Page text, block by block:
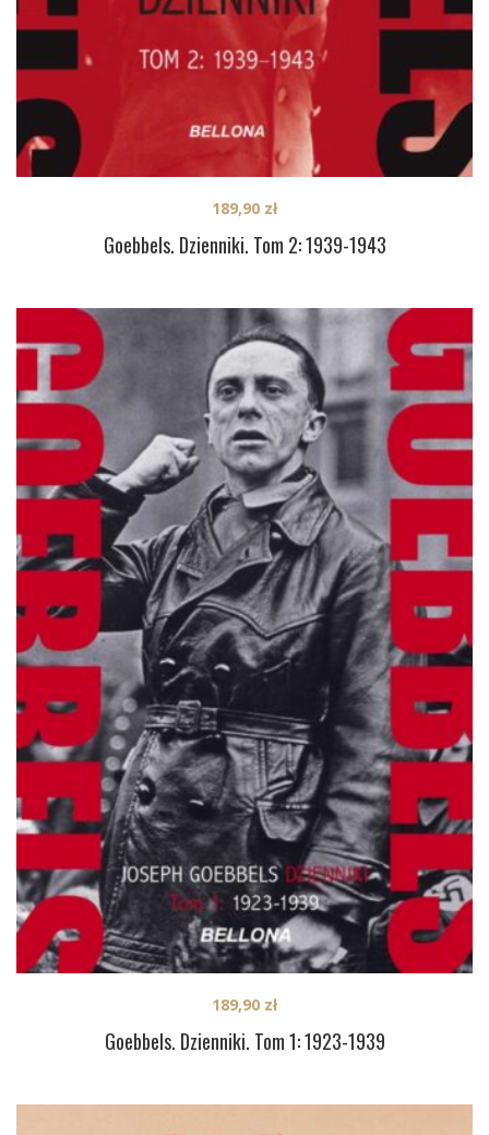
Goebbels. Dzienniki. Tom 2: 1939-1943
189,90 zł
Goebbels. Dzienniki. Tom 1: 1923-1939
189,90 zł